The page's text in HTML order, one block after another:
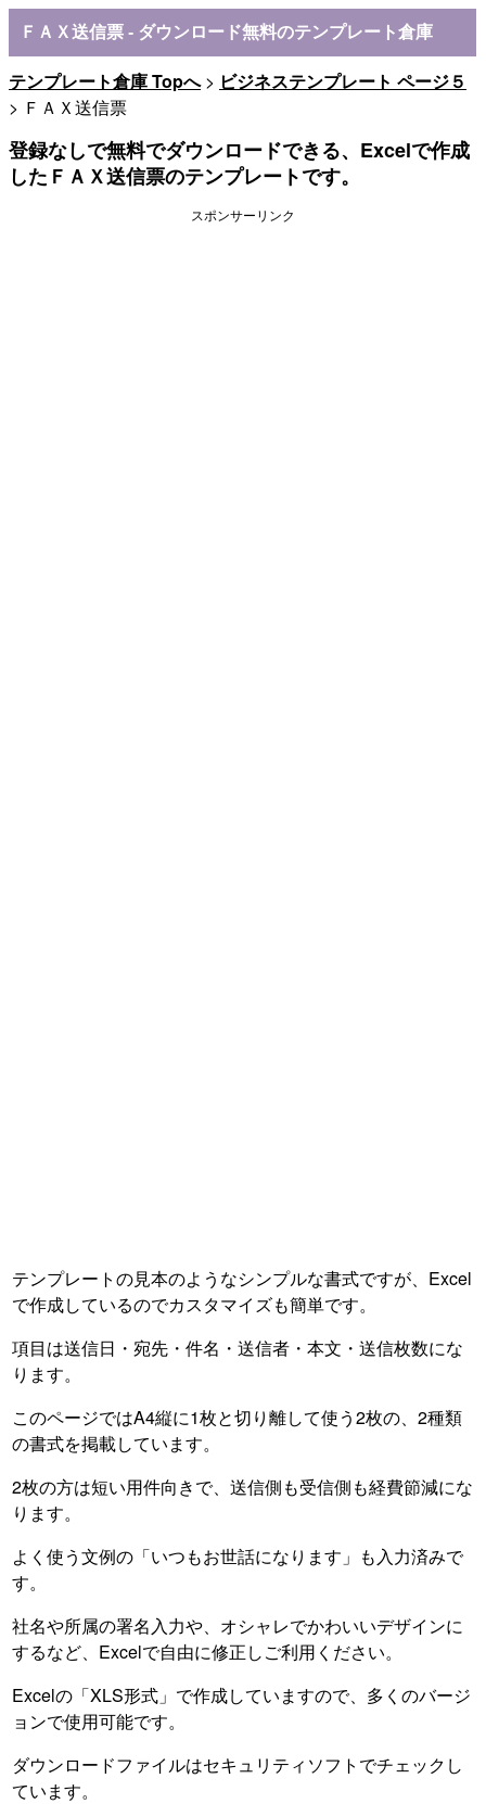
ＦＡＸ送信票 - ダウンロード無料のテンプレート倉庫
テンプレート倉庫 Topへ> ビジネステンプレート ページ５
> ＦＡＸ送信票
登録なしで無料でダウンロードできる、Excelで作成
したＦＡＸ送信票のテンプレートです。
スポンサーリンク
テンプレートの見本のようなシンプルな書式ですが、Excel
で作成しているのでカスタマイズも簡単です。
項目は送信日・宛先・件名・送信者・本文・送信枚数にな
ります。
このページではA4縦に1枚と切り離して使う2枚の、2種類
の書式を掲載しています。
2枚の方は短い用件向きで、送信側も受信側も経費節減にな
ります。
よく使う文例の「いつもお世話になります」も入力済みで
す。
社名や所属の署名入力や、オシャレでかわいいデザインに
するなど、Excelで自由に修正しご利用ください。
Excelの「XLS形式」で作成していますので、多くのバージ
ョンで使用可能です。
ダウンロードファイルはセキュリティソフトでチェックし
ています。